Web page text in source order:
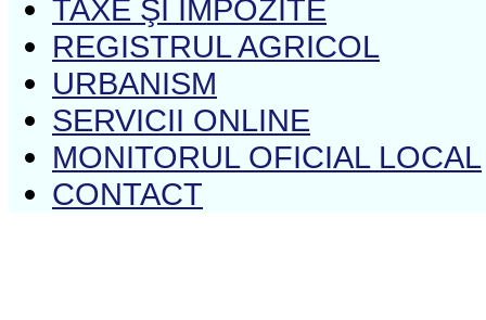
TAXE ŞI IMPOZITE
REGISTRUL AGRICOL
URBANISM
SERVICII ONLINE
MONITORUL OFICIAL LOCAL
CONTACT